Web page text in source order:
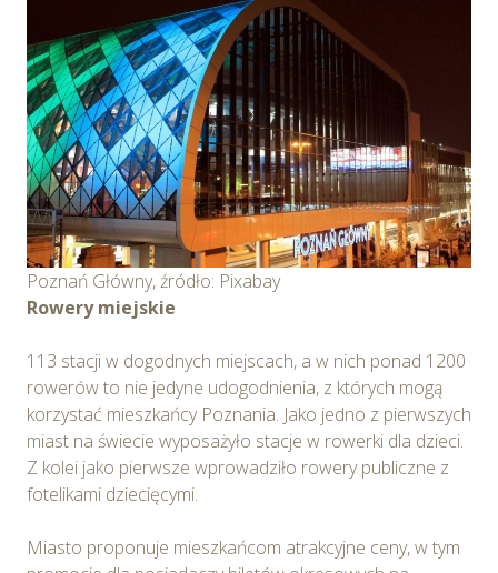
Poznań Główny, źródło: Pixabay
Rowery miejskie
113 stacji w dogodnych miejscach, a w nich ponad 1200
rowerów to nie jedyne udogodnienia, z których mogą
korzystać mieszkańcy Poznania. Jako jedno z pierwszych
miast na świecie wyposażyło stacje w rowerki dla dzieci.
Z kolei jako pierwsze wprowadziło rowery publiczne z
fotelikami dziecięcymi.
Miasto proponuje mieszkańcom atrakcyjne ceny, w tym